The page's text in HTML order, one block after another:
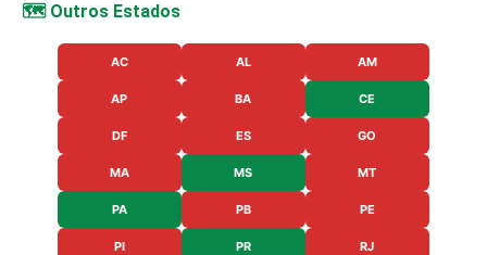
🗺️ Outros Estados
AC AL AM
AP BA CE
DF ES GO
MA MS MT
PA PB PE
PI PR RJ